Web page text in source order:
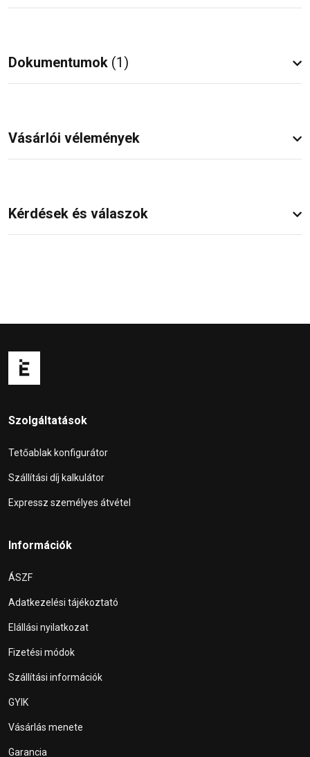
Dokumentumok (1)
Vásárlói vélemények
Kérdések és válaszok
Szolgáltatások
Tetőablak konfigurátor
Szállítási díj kalkulátor
Expressz személyes átvétel
Információk
ÁSZF
Adatkezelési tájékoztató
Elállási nyilatkozat
Fizetési módok
Szállítási információk
GYIK
Vásárlás menete
Garancia